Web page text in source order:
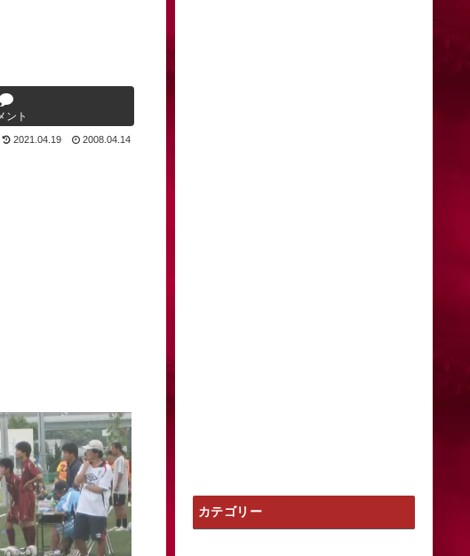
ント
2021.04.19 2008.04.14
カテゴリー